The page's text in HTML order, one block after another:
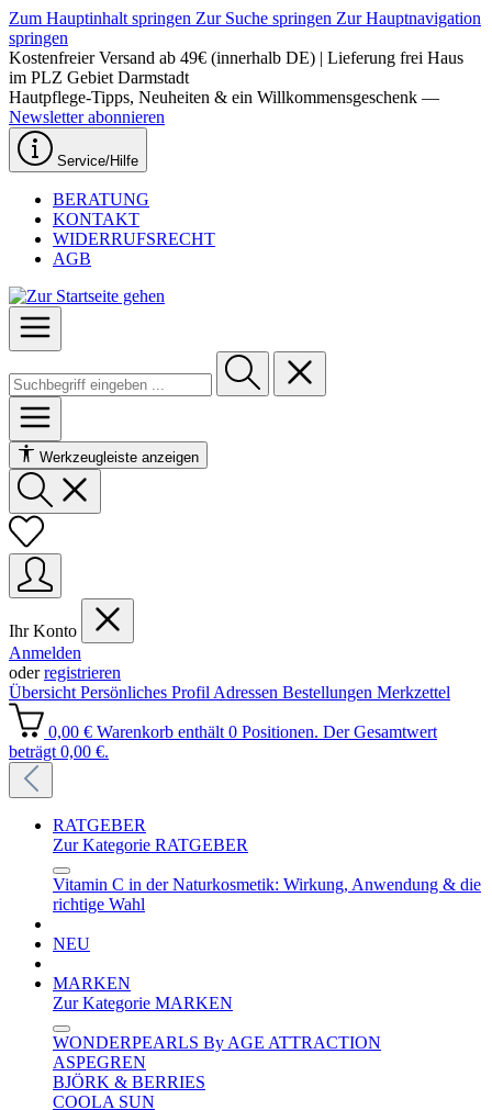
Zum Hauptinhalt springen Zur Suche springen Zur Hauptnavigation
springen
Kostenfreier Versand ab 49€ (innerhalb DE) | Lieferung frei Haus
im PLZ Gebiet Darmstadt
Hautpflege-Tipps, Neuheiten & ein Willkommensgeschenk —
Newsletter abonnieren
Service/Hilfe
BERATUNG
KONTAKT
WIDERRUFSRECHT
AGB
Werkzeugleiste anzeigen
Ihr Konto
Anmelden
oderregistrieren
Übersicht Persönliches Profil Adressen Bestellungen Merkzettel
0,00 € Warenkorb enthält 0 Positionen. Der Gesamtwert
beträgt 0,00 €.
RATGEBER
Zur Kategorie RATGEBER
Vitamin C in der Naturkosmetik: Wirkung, Anwendung & die
richtige Wahl
NEU
MARKEN
Zur Kategorie MARKEN
WONDERPEARLS By AGE ATTRACTION
ASPEGREN
BJÖRK & BERRIES
COOLA SUN